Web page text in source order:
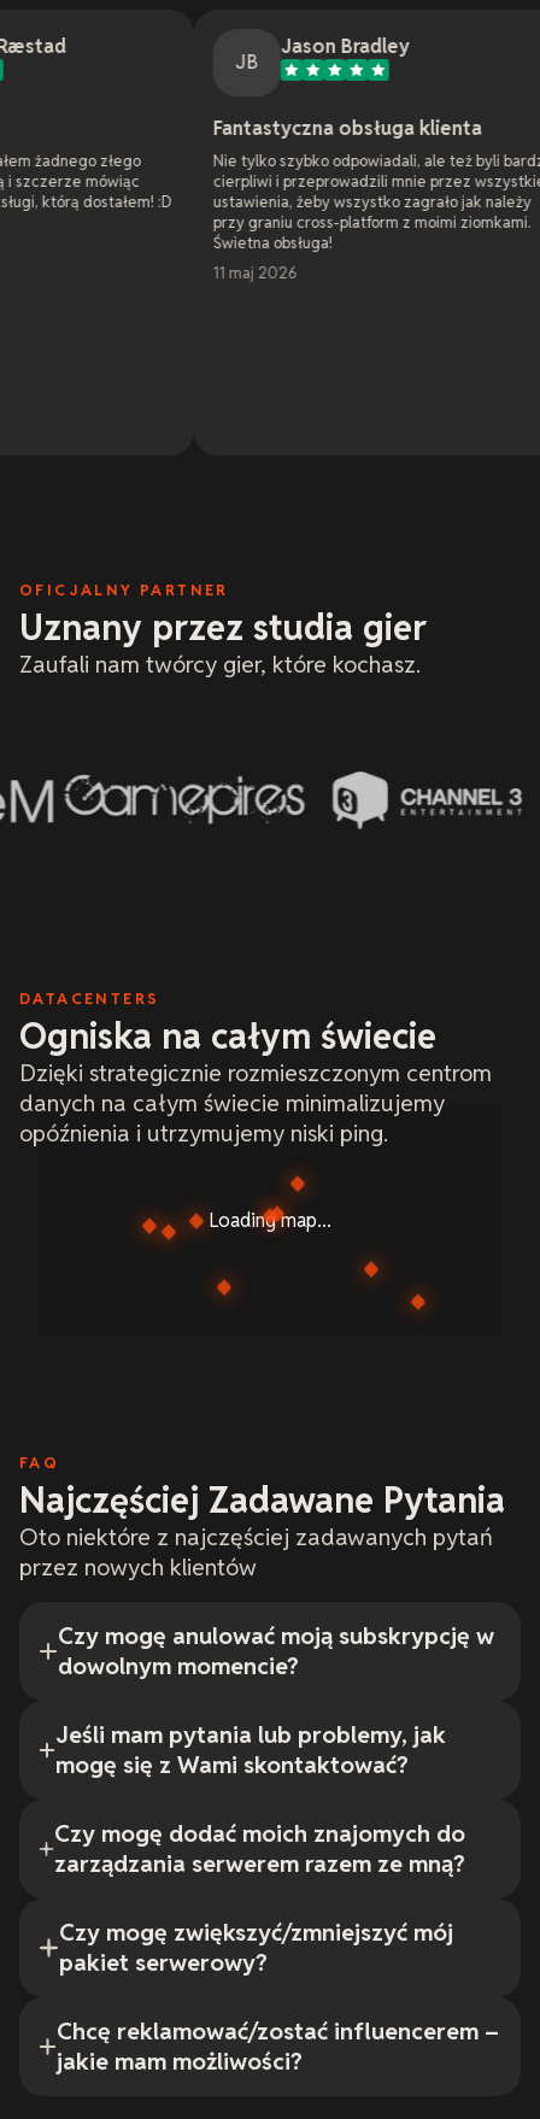
:D
Fantastyczna obsługa klienta
Nie tylko szybko odpowiadali, ale też byli bardzo
cierpliwi i przeprowadzili mnie przez wszystkie
ustawienia, żeby wszystko zagrało jak należy
przy graniu cross-platform z moimi ziomkami.
Jako
czynienia
serwer
OFICJALNY PARTNER
Uznany przez studia gier
Zaufali nam twórcy gier, które kochasz.
DATACENTERS
Ogniska na całym świecie
Dzięki strategicznie rozmieszczonym centrom
danych na całym świecie minimalizujemy
opóźnienia i utrzymujemy niski ping.
Loading map...
FAQ
Najczęściej Zadawane Pytania
Oto niektóre z najczęściej zadawanych pytań
przez nowych klientów
Czy mogę anulować moją subskrypcję w
dowolnym momencie?
Jeśli mam pytania lub problemy, jak
mogę się z Wami skontaktować?
Czy mogę dodać moich znajomych do
zarządzania serwerem razem ze mną?
Czy mogę zwiększyć/zmniejszyć mój
pakiet serwerowy?
Chcę reklamować/zostać influencerem –
jakie mam możliwości?